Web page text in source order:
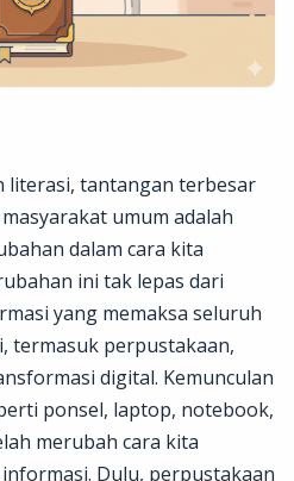
literasi, tantangan terbesar
umum adalah
dalam cara kita
ini tak lepas dari
yang memaksa seluruh
termasuk perpustakaan,
digital. Kemunculan
ponsel, laptop, notebook,
merubah cara kita
Dulu, perpustakaan